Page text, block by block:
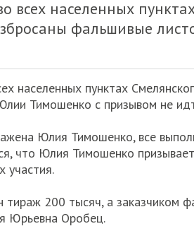
всех населенных
фальшивые
населенных пунктах
Тимошенко с призывом не
Юлия Тимошенко, все
что Юлия Тимошенко
участия.
тираж 200 тысяч, а заказчиком
Юрьевна Оробец.